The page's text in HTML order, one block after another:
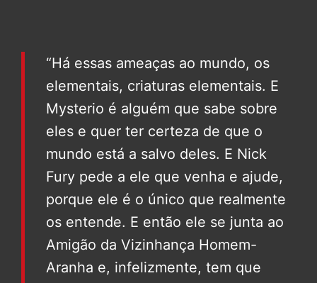
“Há essas ameaças ao mundo, os
elementais, criaturas elementais. E
Mysterio é alguém que sabe sobre
eles e quer ter certeza de que o
mundo está a salvo deles. E Nick
Fury pede a ele que venha e ajude,
porque ele é o único que realmente
os entende. E então ele se junta ao
Amigão da Vizinhança Homem-
Aranha e, infelizmente, tem que